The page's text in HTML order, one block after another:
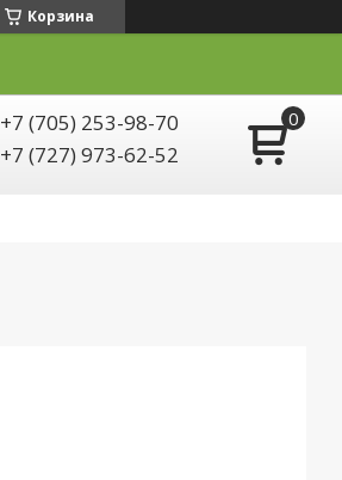
Корзина
+7 (705) 253-98-70
+7 (727) 973-62-52